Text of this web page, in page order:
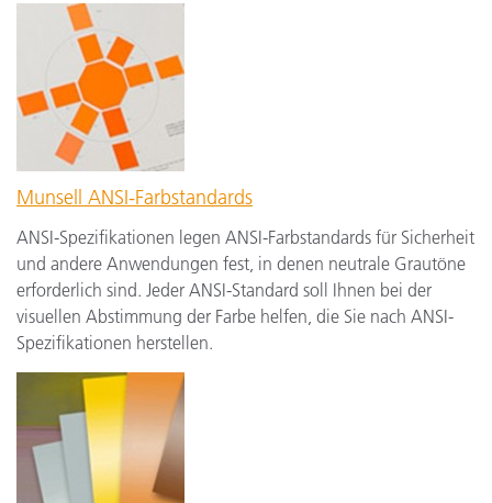
Munsell ANSI-Farbstandards
ANSI-Spezifikationen legen ANSI-Farbstandards für Sicherheit
und andere Anwendungen fest, in denen neutrale Grautöne
erforderlich sind. Jeder ANSI-Standard soll Ihnen bei der
visuellen Abstimmung der Farbe helfen, die Sie nach ANSI-
Spezifikationen herstellen.